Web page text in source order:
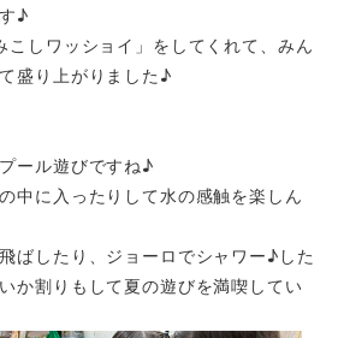
♪
しワッショイ」をしてくれて、 みん
盛り上がりました♪
ール遊びですね♪
中に入ったりして水の感触を楽しん
ばしたり、ジョーロでシャワー♪した
か割りもして夏の遊びを満喫してい